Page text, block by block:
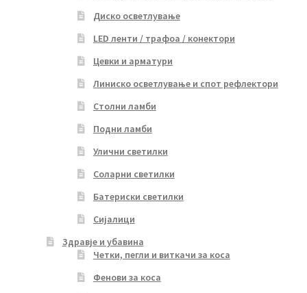
Диско осветлување
LED ленти / трафоа / конектори
Цевки и арматури
Линиско осветлување и спот рефлектори
Столни ламби
Подни ламби
Улични светилки
Соларни светилки
Батериски светилки
Сијалици
Здравје и убавина
Четки, пегли и виткачи за коса
Фенови за коса